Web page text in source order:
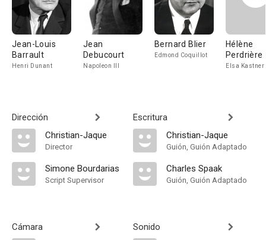
Jean-Louis
Barrault
Henri Dunant
Jean
Debucourt
Napoleon III
Bernard Blier
Edmond Coquillot
Hélène
Perdrière
Elsa Kastner
Dirección
Christian-Jaque
Director
Simone Bourdarias
Script Supervisor
Cámara
Escritura
Christian-Jaque
Guión, Guión Adaptado
Charles Spaak
Guión, Guión Adaptado
Sonido